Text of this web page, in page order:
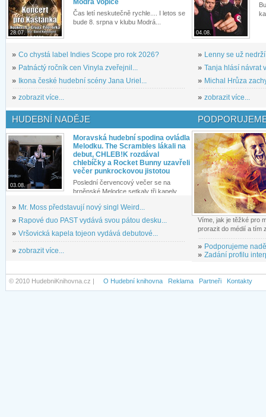
28.07.
Modrá Vopice
Čas letí neskutečně rychle.... I letos se
bude 8. srpna v klubu Modrá...
» Co chystá label Indies Scope pro rok 2026?
» Patnáctý ročník cen Vinyla zveřejnil...
»
Ikona české hudební scény Jana Uriel...
» zobrazit více...
04.08.
» Lenny se už
» Tanja hlásí návrat
» Michal Hrůza
» zobrazit více...
HUDEBNÍ NADĚJE
03.08.
Moravská hudební spodina ovládla
Melodku. The Scrambles lákali na
debut, CHLEB!K rozdával
chlebíčky a Rocket Bunny uzavřeli
večer punkrockovou jistotou
Poslední červencový večer se na
brněnské Melodce setkaly tři kapely...
» Mr. Moss představují nový singl Weird...
» Rapové duo PAST vydává svou pátou desku...
» Vršovická kapela tojeon vydává debutové...
» zobrazit více...
Víme, jak je těžké pro
prorazit do médií a tím
» Podporujeme
» Zadání profilu
© 2010 HudebniKnihovna.cz | O Hudební knihovna Reklama Partneři Kontakty